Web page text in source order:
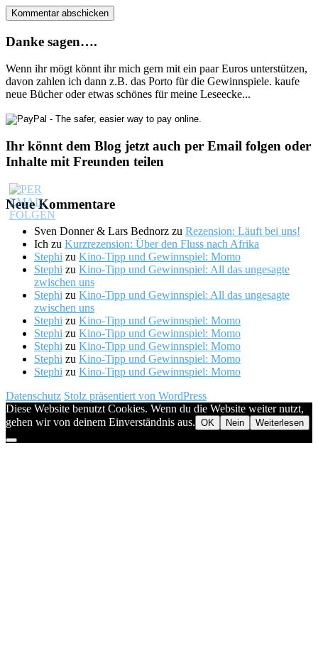
Danke sagen….
Wenn ihr mögt könnt ihr mich gern mit ein paar Euros unterstützen,
davon zahlen ich dann z.B. das Porto für die Gewinnspiele. kaufe
neue Bücher oder etwas schönes für meine Leseecke...
Ihr könnt dem Blog jetzt auch per Email folgen oder
Inhalte mit Freunden teilen
Neue Kommentare
Sven Donner & Lars Bednorz zu Rezension: Läuft bei uns!
Ich zu Kurzrezension: Über den Fluss nach Afrika
Stephi zu Kino-Tipp und Gewinnspiel: Momo
Stephi zu Kino-Tipp und Gewinnspiel: All das ungesagte
zwischen uns
Stephi zu Kino-Tipp und Gewinnspiel: All das ungesagte
zwischen uns
Stephi zu Kino-Tipp und Gewinnspiel: Momo
Stephi zu Kino-Tipp und Gewinnspiel: Momo
Stephi zu Kino-Tipp und Gewinnspiel: Momo
Stephi zu Kino-Tipp und Gewinnspiel: Momo
Stephi zu Kino-Tipp und Gewinnspiel: Momo
Datenschutz Stolz präsentiert von WordPress
Diese Website benutzt Cookies. Wenn du die Website weiter nutzt,
gehen wir von deinem Einverständnis aus. OK Nein Weiterlesen